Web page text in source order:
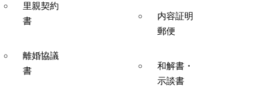
里親契約
書
離婚協議
書
内容証明
郵便
和解書・
示談書